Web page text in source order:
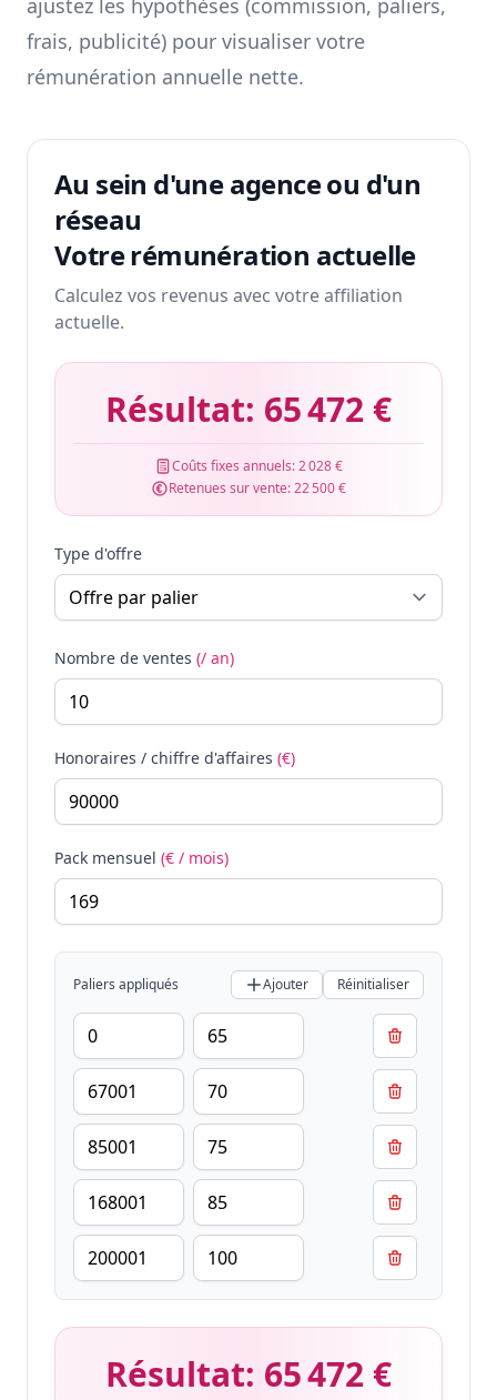
ajustez les hypothèses (commission, paliers,
frais, publicité) pour visualiser votre
rémunération annuelle nette.
Au sein d'une agence ou d'un
réseau
Votre rémunération actuelle
Calculez vos revenus avec votre affiliation
actuelle.
Résultat: 65 472 €
Coûts fixes annuels:2 028 €
Retenues sur vente:22 500 €
Type d'offre
Nombre de ventes (/ an)
Honoraires / chiffre d'affaires (€)
Pack mensuel (€ / mois)
Paliers appliqués Ajouter Réinitialiser
Résultat: 65 472 €